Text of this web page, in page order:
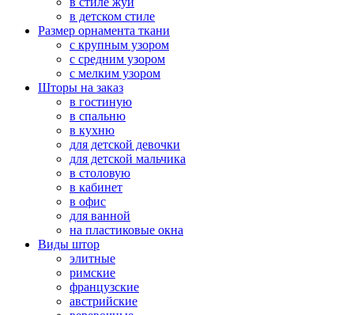
в детском стиле
Размер орнамента ткани
с крупным узором
с средним узором
с мелким узором
Шторы на заказ
в гостиную
в спальню
в кухню
для детской девочки
для детской мальчика
в столовую
в кабинет
в офис
для ванной
на пластиковые окна
Виды штор
элитные
римские
французские
австрийские